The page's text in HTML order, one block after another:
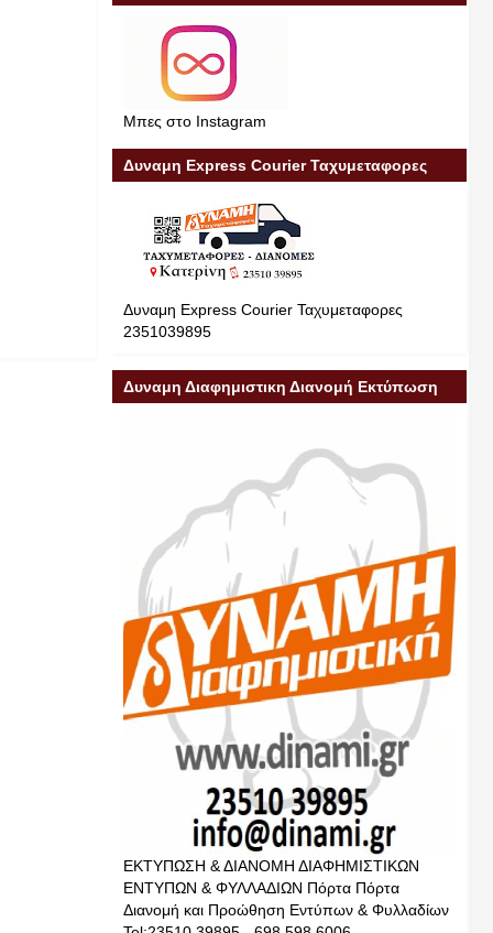
Μπες στο Instagram
Δυναμη Express Courier Ταχυμεταφορες
Δυναμη Express Courier Ταχυμεταφορες
2351039895
Δυναμη Διαφημιστικη Διανομή Εκτύπωση
ΕΚΤΥΠΩΣΗ & ΔΙΑΝΟΜΗ ΔΙΑΦΗΜΙΣΤΙΚΩΝ
ΕΝΤΥΠΩΝ & ΦΥΛΛΑΔΙΩΝ Πόρτα Πόρτα
Διανομή και Προώθηση Εντύπων & Φυλλαδίων